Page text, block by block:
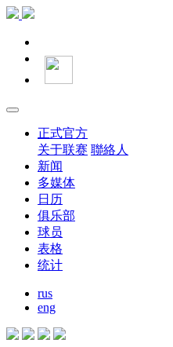
正式官方
关于联赛 聯絡人
新闻
多媒体
日历
俱乐部
球员
表格
统计
rus
eng